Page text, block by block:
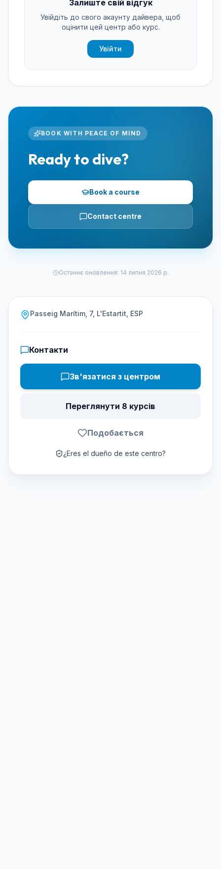
Залиште свій відгук
Увійдіть до свого акаунту дайвера, щоб
оцінити цей центр або курс.
Увійти
BOOK WITH PEACE OF MIND
Ready to dive?
Book a course
Contact centre
Останнє оновлення: 14 липня 2026 р.
Passeig Marítim, 7, L'Estartit, ESP
Контакти
Зв'язатися з центром
Переглянути 8 курсів
Подобається
¿Eres el dueño de este centro?